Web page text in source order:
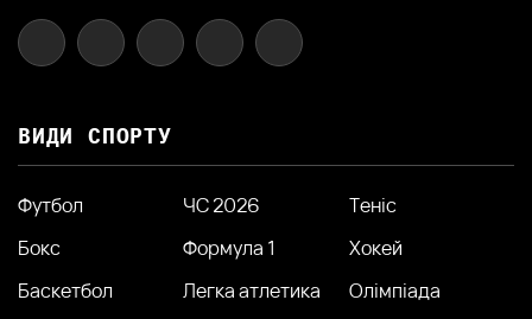
ВИДИ СПОРТУ
Футбол ЧС 2026
Теніс
Бокс
Формула 1
Хокей
Баскетбол
Легка атлетика
Олімпіада